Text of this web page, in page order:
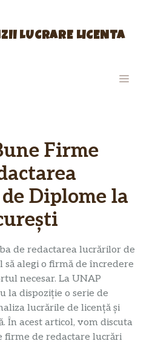
LUCRARE LICENTA
MENIU
Firme
Diplome la
de redactarea lucrărilor de
să alegi o firmă de încredere
necesar. La UNAP
la dispoziție o serie de
lucrările de licență și
În acest articol, vom discuta
firme de redactare lucrări